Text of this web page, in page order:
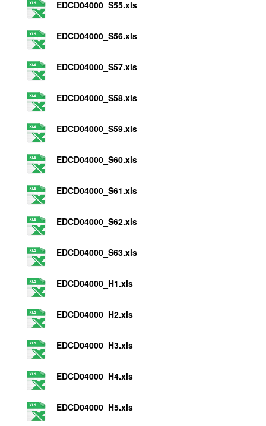
EDCD04000_S55.xls
EDCD04000_S56.xls
EDCD04000_S57.xls
EDCD04000_S58.xls
EDCD04000_S59.xls
EDCD04000_S60.xls
EDCD04000_S61.xls
EDCD04000_S62.xls
EDCD04000_S63.xls
EDCD04000_H1.xls
EDCD04000_H2.xls
EDCD04000_H3.xls
EDCD04000_H4.xls
EDCD04000_H5.xls